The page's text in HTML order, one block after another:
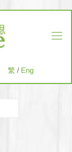
繁 / Eng